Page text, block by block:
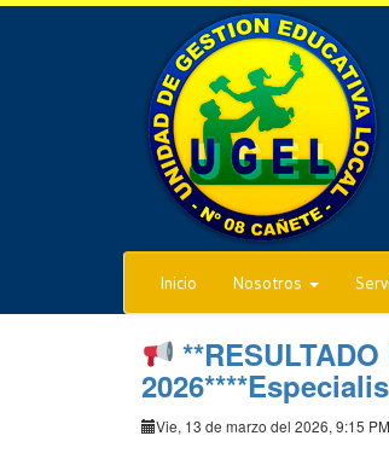
Inicio Nosotros
Vie, 13 de marzo del 2026, 9:15